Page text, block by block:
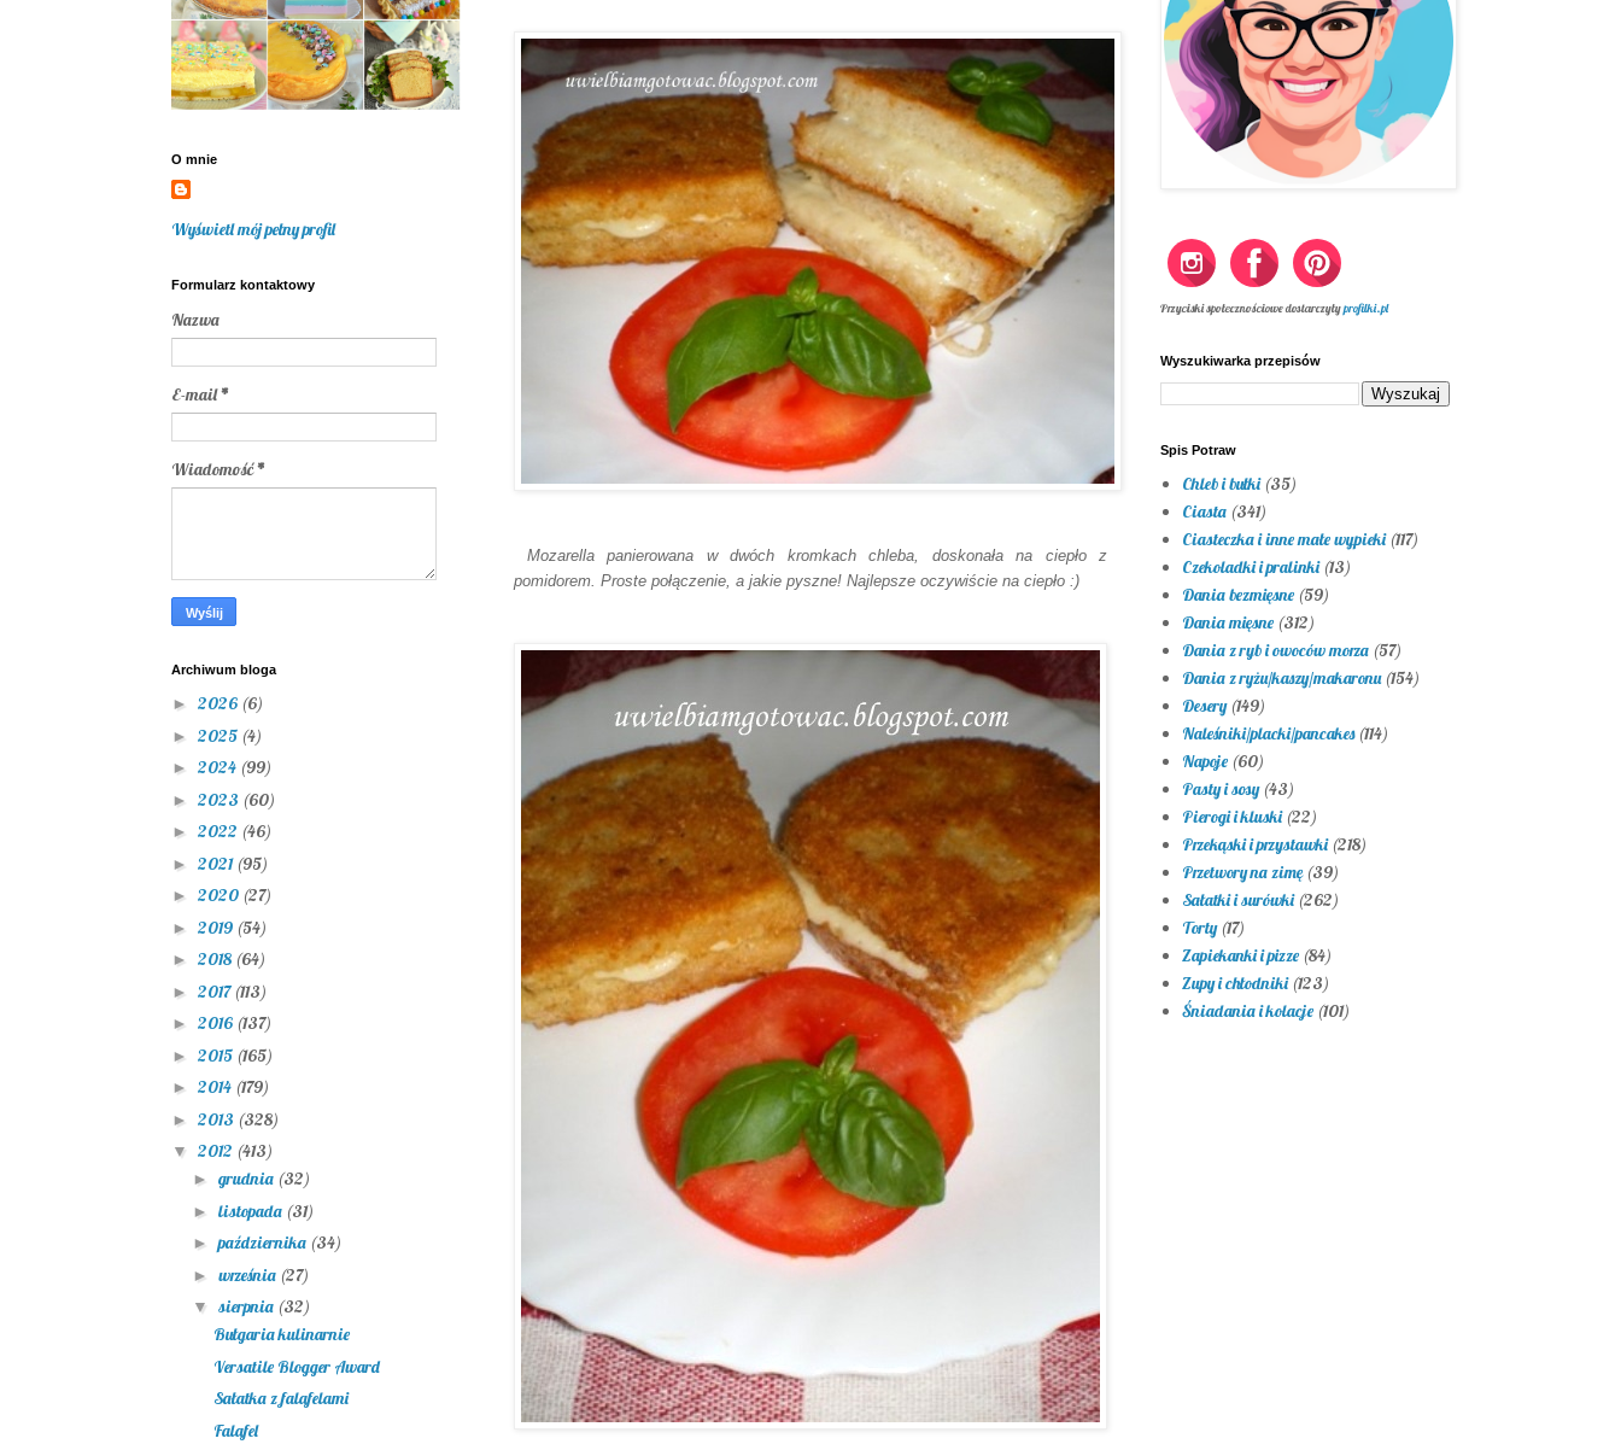
Mozarella panierowana w dwóch kromkach chleba, doskonała na ciepło z
pomidorem. Proste połączenie, a jakie pyszne! Najlepsze oczywiście na ciepło :)
O mnie
Wyświetl mój pełny profil
Formularz kontaktowy
Nazwa
E-mail*
Wiadomość*
Archiwum bloga
► 2026 (6)
► 2025 (4)
► 2024 (99)
► 2023 (60)
► 2022 (46)
► 2021 (95)
► 2020 (27)
► 2019 (54)
► 2018 (64)
► 2017(113)
► 2016 (137)
► 2015 (165)
► 2014 (179)
► 2013 (328)
▼ 2012 (413)
► grudnia (32)
► listopada (31)
►października (34)
► września (27)
▼ sierpnia (32)
Bułgaria kulinarnie
Versatile Blogger Award
Sałatka z falafelami
Falafel
Przyciski społecznościowe dostarczyłyprofilki.pl
Wyszukiwarka przepisów
Spis Potraw
Chleb i bułki (35)
Ciasta (341)
Ciasteczka i inne małe wypieki (117)
Czekoladki i pralinki (13)
Dania bezmięsne (59)
Dania mięsne (312)
Dania z ryb i owoców morza (57)
Dania z ryżu/kaszy/makaronu (154)
Desery (149)
Naleśniki/placki/pancakes (114)
Napoje (60)
Pasty i sosy (43)
Pierogi i kluski (22)
Przekąski i przystawki (218)
Przetwory na zimę (39)
Sałatki i surówki (262)
Torty (17)
Zapiekanki i pizze (84)
Zupy i chłodniki (123)
Śniadania i kolacje (101)